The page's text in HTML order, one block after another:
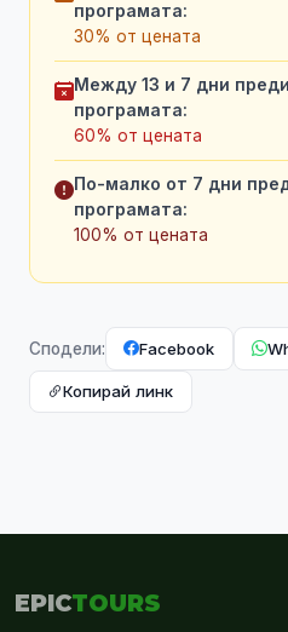
програмата:
30% от цената
Между 13 и 7 дни
програмата:
60% от цената
По-малко от 7 дни
програмата:
100% от цената
Сподели: Facebook
Копирай линк
EPICTOURS